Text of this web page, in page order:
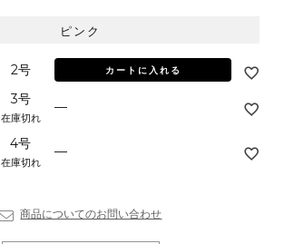
ピンク
2号 カートに入れる
3号
在庫切れ
—
4号
在庫切れ
—
商品についてのお問い合わせ